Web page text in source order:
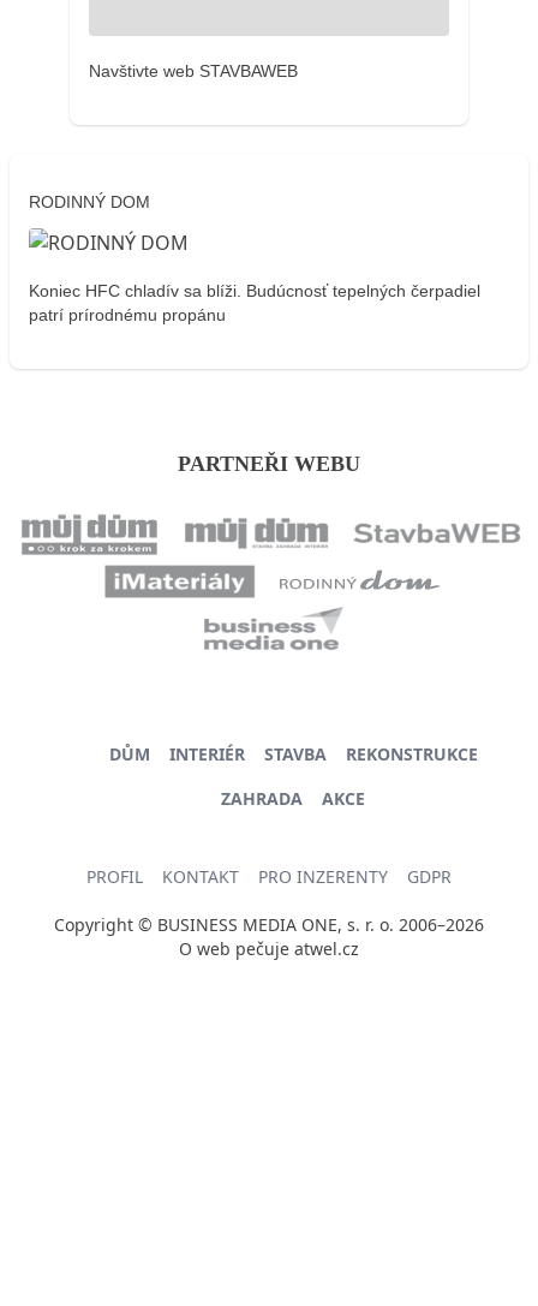
Navštivte web STAVBAWEB
RODINNÝ DOM
Koniec HFC chladív sa blíži. Budúcnosť tepelných čerpadiel
patrí prírodnému propánu
PARTNEŘI WEBU
DŮM INTERIÉR STAVBA
REKONSTRUKCE
ZAHRADA
AKCE
PROFIL KONTAKT PRO INZERENTY GDPR
Copyright © BUSINESS MEDIA ONE, s. r. o. 2006–2026